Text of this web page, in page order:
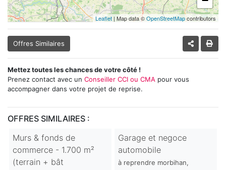
Leaflet | Map data ©OpenStreetMapcontributors
Offres Similaires
Mettez toutes les chances de votre côté !
Prenez contact avec un Conseiller CCI ou CMA pour vous
accompagner dans votre projet de reprise.
OFFRES SIMILAIRES :
Murs & fonds de
commerce - 1.700 m²
(terrain + bât
Garage et negoce
automobile
à reprendre morbihan,